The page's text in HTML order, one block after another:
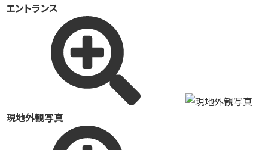
エントランス
現地外観写真